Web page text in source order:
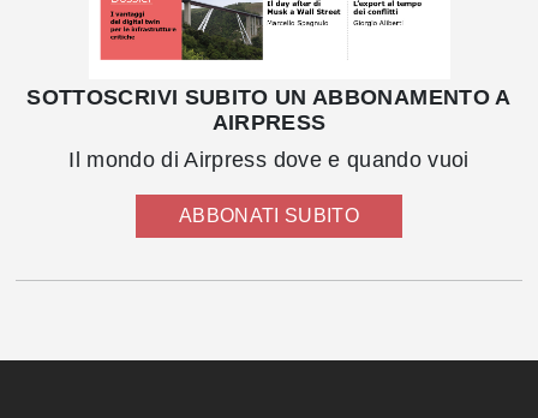
SOTTOSCRIVI SUBITO UN ABBONAMENTO A
AIRPRESS
Il mondo di Airpress dove e quando vuoi
ABBONATI SUBITO